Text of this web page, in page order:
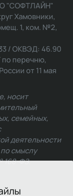
"СОФТЛАЙН"
Хамовники,
1, ком. №2,
/ ОКВЭД: 46.90
по перечню,
от 11 мая
носит
семейных,
деятельности
смыслу
168-ФЗ.